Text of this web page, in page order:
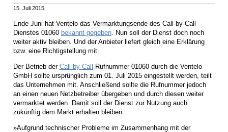
15. Juli 2015
Ende Juni hat Ventelo das Vermarktungsende des Call-by-Call
Dienstes 01060 bekannt gegeben . Nun soll der Dienst doch noch
weiter aktiv bleiben. Und der Anbieter liefert gleich eine Erklärung
bzw. eine Richtigstellung mit.
Der Betrieb der Call-by-Call
Rufnummer 01060 durch die Ventelo
GmbH sollte ursprünglich zum 01. Juli 2015 eingestellt werden, teilt
das Unternehmen mit. Anschließend sollte die Rufnummer jedoch
an einen neuen Netzbetreiber übergeben und durch diesen weiter
vermarktet werden. Damit soll der Dienst zur Nutzung auch
zukünftig dem Markt erhalten bleiben.
»Aufgrund technischer Probleme im Zusammenhang mit der